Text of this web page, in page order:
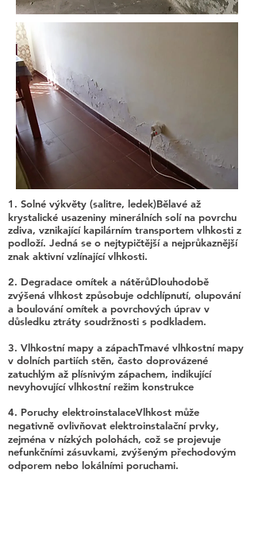
1. Solné výkvěty (salitre, ledek)Bělavé až
krystalické usazeniny minerálních solí na povrchu
zdiva, vznikající kapilárním transportem vlhkosti z
podloží. Jedná se o nejtypičtější a nejprůkaznější
znak aktivní vzlínající vlhkosti.
2. Degradace omítek a nátěrůDlouhodobě
zvýšená vlhkost způsobuje odchlípnutí, olupování
a boulování omítek a povrchových úprav v
důsledku ztráty soudržnosti s podkladem.
3. Vlhkostní mapy a zápachTmavé vlhkostní mapy
v dolních partiích stěn, často doprovázené
zatuchlým až plísnivým zápachem, indikující
nevyhovující vlhkostní režim konstrukce
4. Poruchy elektroinstalaceVlhkost může
negativně ovlivňovat elektroinstalační prvky,
zejména v nízkých polohách, což se projevuje
nefunkčními zásuvkami, zvýšeným přechodovým
odporem nebo lokálními poruchami.